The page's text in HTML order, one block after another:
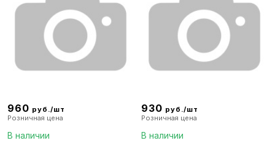
960 руб./шт
Розничная цена
В наличии
930 руб./шт
Розничная цена
В наличии